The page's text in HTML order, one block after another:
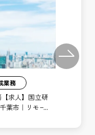
業務
求人】国立研
市｜リモー
Next